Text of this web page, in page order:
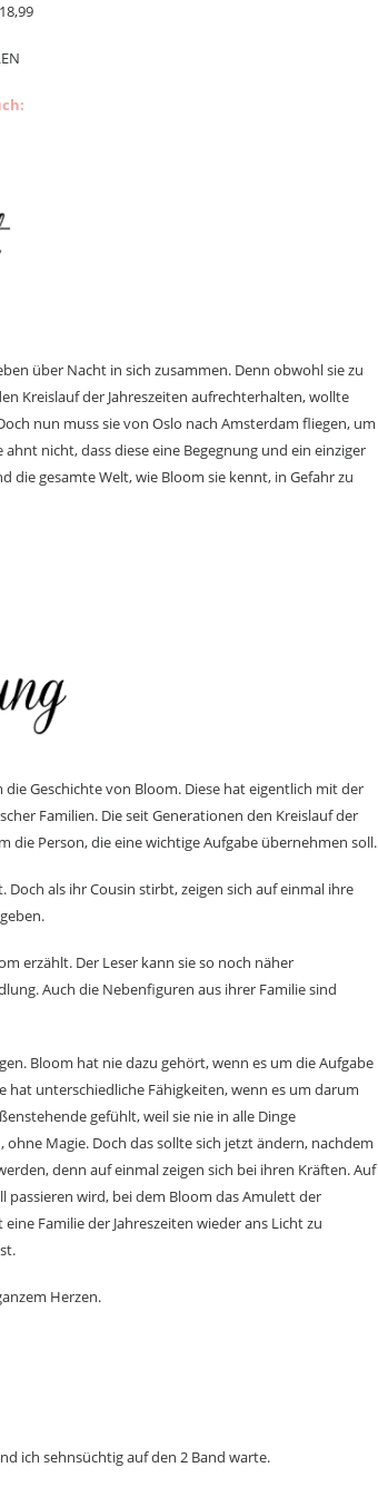
über Nacht in sich zusammen. Denn obwohl sie zu
Kreislauf der Jahreszeiten aufrechterhalten, wollte
nun muss sie von Oslo nach Amsterdam fliegen, um
nicht, dass diese eine Begegnung und ein einziger
die gesamte Welt, wie Bloom sie kennt, in Gefahr zu
die Geschichte von Bloom. Diese hat eigentlich mit der
Familien. Die seit Generationen den Kreislauf der
die Person, die eine wichtige Aufgabe übernehmen soll.
als ihr Cousin stirbt, zeigen sich auf einmal ihre
erzählt. Der Leser kann sie so noch näher
Auch die Nebenfiguren aus ihrer Familie sind
Bloom hat nie dazu gehört, wenn es um die Aufgabe
hat unterschiedliche Fähigkeiten, wenn es um darum
gefühlt, weil sie nie in alle Dinge
Magie. Doch das sollte sich jetzt ändern, nachdem
denn auf einmal zeigen sich bei ihren Kräften. Auf
passieren wird, bei dem Bloom das Amulett der
Familie der Jahreszeiten wieder ans Licht zu
Herzen.
ich sehnsüchtig auf den 2 Band warte.